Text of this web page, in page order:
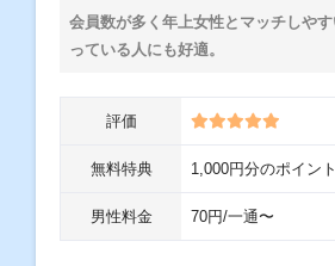
会員数が多く年上女性とマッチしや
っている人にも好適。
評価
無料特典 1,000円分のポイン
男性料金 70円/一通〜